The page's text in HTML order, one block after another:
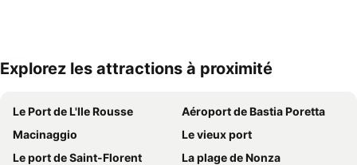
Explorez les attractions à proximité
Le Port de L'Ile Rousse
Aéroport de Bastia Poretta
Macinaggio
Le vieux port
Le port de Saint-Florent
La plage de Nonza